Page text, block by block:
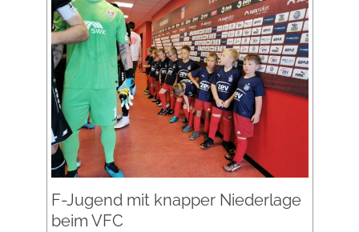
F-Jugend mit knapper Niederlage
beim VFC